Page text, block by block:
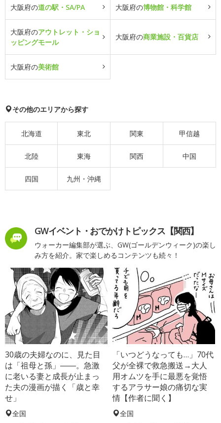
大阪府の道の駅・SA/PA 大阪府の博物館・科学館
大阪府のアウトレット・ショ
ッピングモール
大阪府の商業施設・百貨店
大阪府の美術館
その他のエリアから探す
北海道 東北 関東 甲信越
北陸 東海 関西 中国
四国 九州・沖縄
GWイベント・おでかけトピックス【関西】
ウォーカー編集部が選ぶ、GW(ゴールデンウィーク)の楽し
み方を紹介。家で楽しめるコンテンツも続々！
30歳の夫婦なのに、見た目
は「祖母と孫」――。急激
に老いる妻と成長が止まっ
た夫の漫画が描く「歳と幸
せ」
全国
「いつどうなっても…」70代
父が全裸で救急搬送→大人
用オムツを手に最悪を覚悟
するアラサー娘の痛切な実
情【作者に聞く】
全国